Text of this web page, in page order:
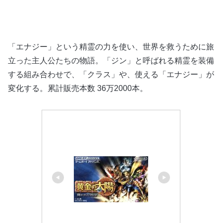
「エナジー」という精霊の力を使い、世界を救うために旅
立った主人公たちの物語。「ジン」と呼ばれる精霊を装備
する組み合わせで、「クラス」や、使える「エナジー」が
変化する。累計販売本数 36万2000本。